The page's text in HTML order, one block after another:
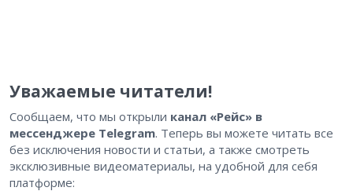
Уважаемые читатели!
Сообщаем, что мы открыли канал «Рейс» в
мессенджере Telegram. Теперь вы можете читать все
без исключения новости и статьи, а также смотреть
эксклюзивные видеоматериалы, на удобной для себя
платформе: